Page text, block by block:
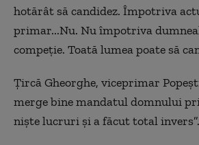
hotărât să candidez. Împotriva
primar...Nu. Nu împotriva
compeţie. Toată lumea poate să
Ţircă Gheorghe, viceprimar
merge bine mandatul domnului
nişte lucruri şi a făcut total invers”.